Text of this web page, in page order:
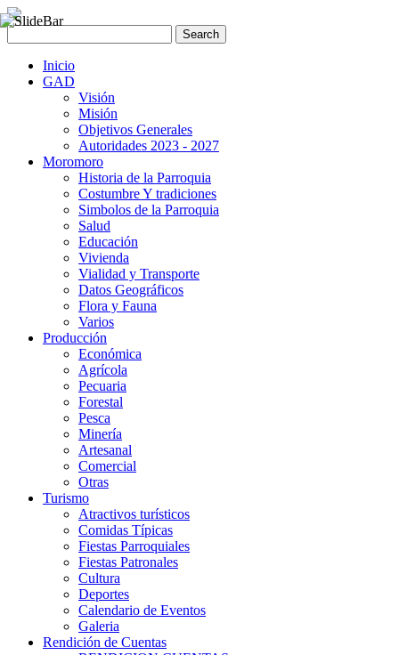
Inicio
GAD
Visión
Misión
Objetivos Generales
Autoridades 2023 - 2027
Moromoro
Historia de la Parroquia
Costumbre Y tradiciones
Simbolos de la Parroquia
Salud
Educación
Vivienda
Vialidad y Transporte
Datos Geográficos
Flora y Fauna
Varios
Producción
Económica
Agrícola
Pecuaria
Forestal
Pesca
Minería
Artesanal
Comercial
Otras
Turismo
Atractivos turísticos
Comidas Típicas
Fiestas Parroquiales
Fiestas Patronales
Cultura
Deportes
Calendario de Eventos
Galeria
Rendición de Cuentas